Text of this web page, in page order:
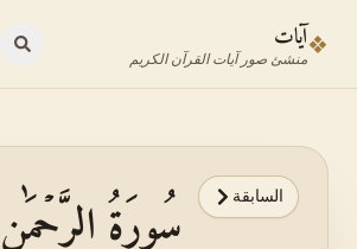
❖آيات
منشئ صور آيات القرآن الكريم
السابقة
سُورَةُ الرَّحۡمَٰن